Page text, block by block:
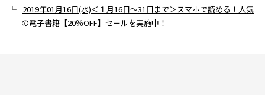
2019年01月16日(水)＜１月16日～31日まで＞スマホで読める！人気
の電子書籍【20％OFF】セールを実施中！